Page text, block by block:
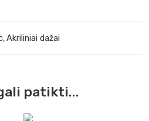
,Akriliniai dažai
patikti...